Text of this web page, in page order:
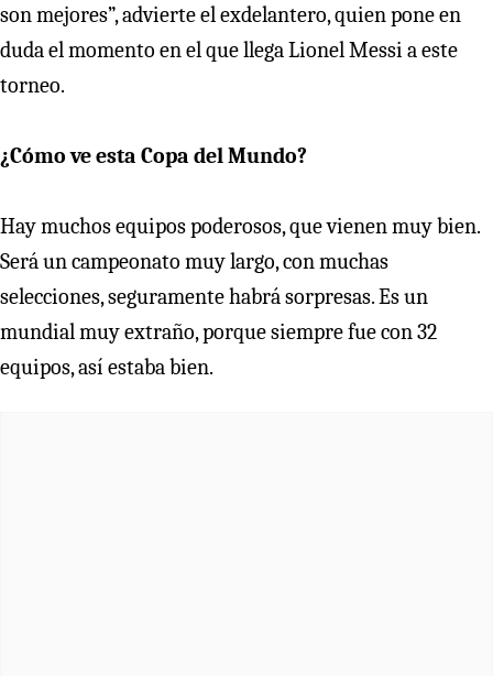
son mejores”, advierte el exdelantero, quien pone en
duda el momento en el que llega Lionel Messi a este
torneo.
¿Cómo ve esta Copa del Mundo?
Hay muchos equipos poderosos, que vienen muy bien.
Será un campeonato muy largo, con muchas
selecciones, seguramente habrá sorpresas. Es un
mundial muy extraño, porque siempre fue con 32
equipos, así estaba bien.